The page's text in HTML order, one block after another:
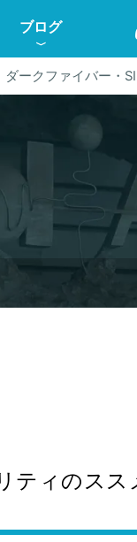
ブログ
ダークファイバー・
ティのスス